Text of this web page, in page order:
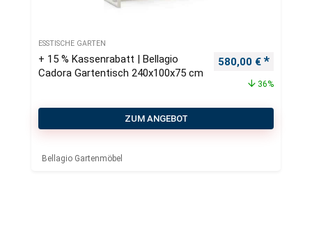
ESSTISCHE GARTEN
+ 15 % Kassenrabatt | Bellagio
Cadora Gartentisch 240x100x75 cm
Ursprünglicher
580,00 €
36%
ZUM ANGEBOT
Bellagio Gartenmöbel